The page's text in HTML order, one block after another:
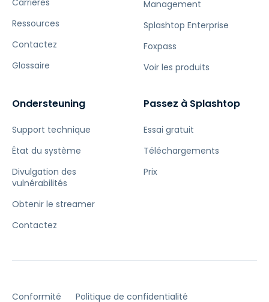
Carrières
Ressources
Contactez
Glossaire
Management
Splashtop Enterprise
Foxpass
Voir les produits
Ondersteuning
Support technique
État du système
Divulgation des
vulnérabilités
Obtenir le streamer
Contactez
Passez à Splashtop
Essai gratuit
Téléchargements
Prix
Conformité Politique de confidentialité